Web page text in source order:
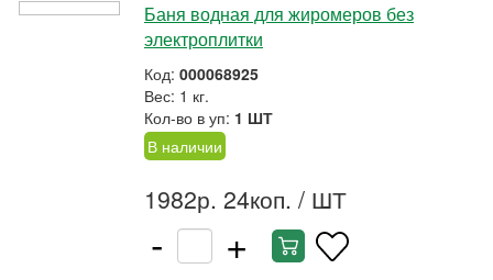
Баня водная для жиромеров без
электроплитки
Код: 000068925
Вес: 1 кг.
Кол-во в уп: 1 ШТ
В наличии
1982р. 24коп. / ШТ
- +